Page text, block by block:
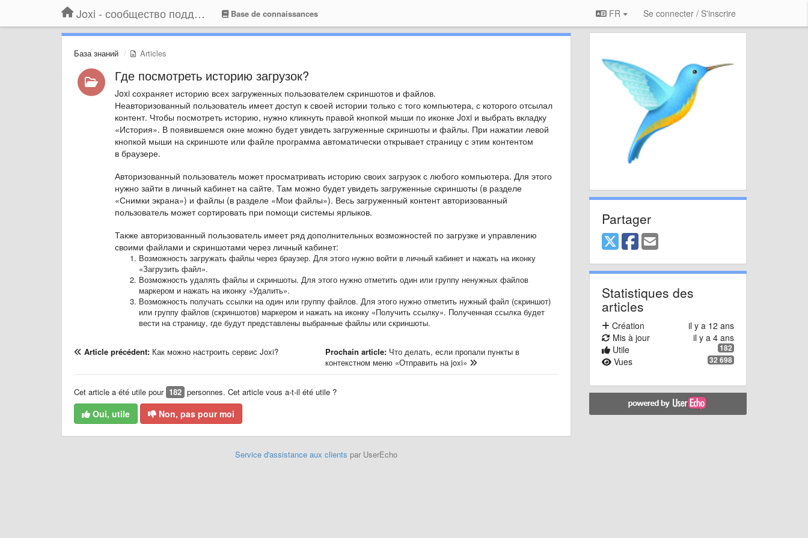
Joxi - сообщество поддержки Base de connaissances FR Se connecter / S'inscrire
База знаний Articles
Где посмотреть историю загрузок?
Joxi сохраняет историю всех загруженных пользователем скриншотов и файлов.
Неавторизованный пользователь имеет доступ к своей истории только с того компьютера, с которого отсылал
контент. Чтобы посмотреть историю, нужно кликнуть правой кнопкой мыши по иконке Joxi и выбрать вкладку
«История». В появившемся окне можно будет увидеть загруженные скриншоты и файлы. При нажатии левой
кнопкой мыши на скриншоте или файле программа автоматически открывает страницу с этим контентом
в браузере.
Авторизованный пользователь может просматривать историю своих загрузок с любого компьютера. Для этого
нужно зайти в личный кабинет на сайте. Там можно будет увидеть загруженные скриншоты (в разделе
«Снимки экрана») и файлы (в разделе «Мои файлы»). Весь загруженный контент авторизованный
пользователь может сортировать при помощи системы ярлыков.
Также авторизованный пользователь имеет ряд дополнительных возможностей по загрузке и управлению
своими файлами и скриншотами через личный кабинет:
Возможность загружать файлы через браузер. Для этого нужно войти в личный кабинет и нажать на иконку
«Загрузить файл».
Возможность удалять файлы и скриншоты. Для этого нужно отметить один или группу ненужных файлов
маркером и нажать на иконку «Удалить».
Возможность получать ссылки на один или группу файлов. Для этого нужно отметить нужный файл (скриншот)
или группу файлов (скриншотов) маркером и нажать на иконку «Получить ссылку». Полученная ссылка будет
вести на страницу, где будут представлены выбранные файлы или скриншоты.
Article précédent: Как можно настроить сервис Joxi? Prochain article: Что делать, если пропали пункты в
контекстном меню «Отправить на joxi»
Cet article a été utile pour 182 personnes. Cet article vous a-t-il été utile ?
Oui, utile Non, pas pour moi
Service d'assistance aux clients par UserEcho
Partager
Statistiques des
articles
il y a 12 ans
Création
il y a 4 ans
Mis à jour
182
Utile
32 698
Vues